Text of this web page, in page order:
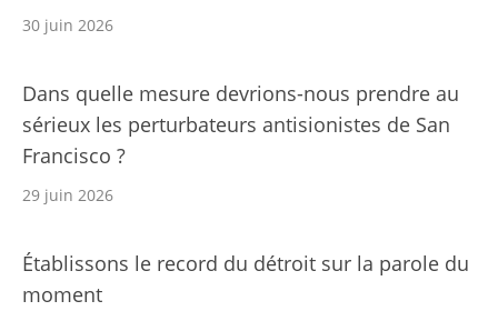
30 juin 2026
Dans quelle mesure devrions-nous prendre au
sérieux les perturbateurs antisionistes de San
Francisco ?
29 juin 2026
Établissons le record du détroit sur la parole du
moment